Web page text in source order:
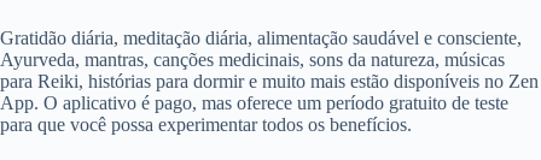
Gratidão diária, meditação diária, alimentação saudável e consciente,
Ayurveda, mantras, canções medicinais, sons da natureza, músicas
para Reiki, histórias para dormir e muito mais estão disponíveis no Zen
App. O aplicativo é pago, mas oferece um período gratuito de teste
para que você possa experimentar todos os benefícios.